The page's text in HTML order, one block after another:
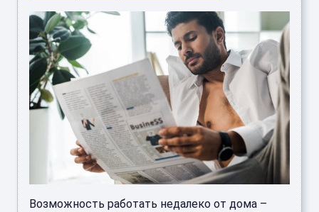
Возможность работать недалеко от дома –